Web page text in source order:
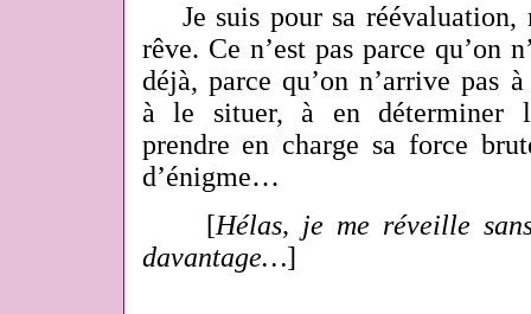
Je suis pour sa réévaluation,
rêve. Ce n’est pas parce qu’on
déjà, parce qu’on n’arrive pas
à le situer, à en déterminer
prendre en charge sa force
d’énigme…
[Hélas, je me réveille
davantage…]